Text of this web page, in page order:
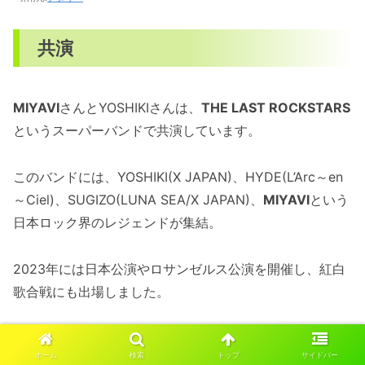
共演
MIYAVIさんとYOSHIKIさんは、 THE LAST ROCKSTARS
というスーパーバンドで共演しています。
このバンドには、YOSHIKI(X JAPAN)、HYDE(L’Arc～en
～Ciel)、SUGIZO(LUNA SEA/X JAPAN)、 MIYAVIという
日本ロック界のレジェンドが集結。
2023年には日本公演やロサンゼルス公演を開催し、紅白
歌合戦にも出場しました。
海外志向
ホーム 検索 トップ サイドバー